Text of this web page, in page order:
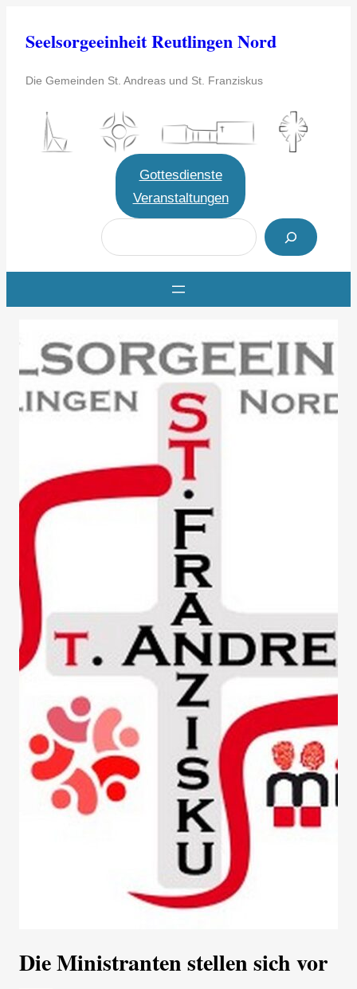
InhaltSeelsorgeeinheit Reutlingen Nord
Die Gemeinden St. Andreas und St. Franziskus
Gottesdienste
Veranstaltungen
S
u
c
n
Die Ministranten stellen sich vor